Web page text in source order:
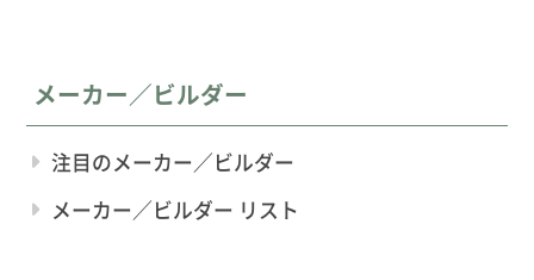
メーカー／ビルダー
注目のメーカー／ビルダー
メーカー／ビルダー リスト